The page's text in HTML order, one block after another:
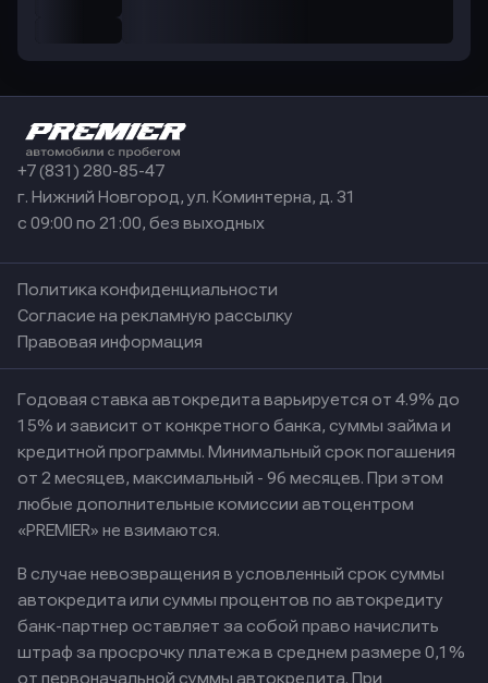
+7 (831) 280-85-47
г. Нижний Новгород, ул. Коминтерна, д. 31
с 09:00 по 21:00, без выходных
Политика конфиденциальности
Согласие на рекламную рассылку
Правовая информация
Годовая ставка автокредита варьируется от 4.9% до
15% и зависит от конкретного банка, суммы займа и
кредитной программы. Минимальный срок погашения
от 2 месяцев, максимальный - 96 месяцев. При этом
любые дополнительные комиссии автоцентром
«PREMIER» не взимаются.
В случае невозвращения в условленный срок суммы
автокредита или суммы процентов по автокредиту
банк-партнер оставляет за собой право начислить
штраф за просрочку платежа в среднем размере 0,1%
от первоначальной суммы автокредита. При